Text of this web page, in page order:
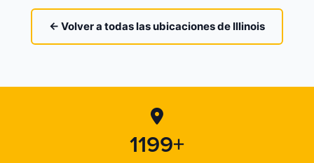
← Volver a todas las ubicaciones de Illinois
1199+